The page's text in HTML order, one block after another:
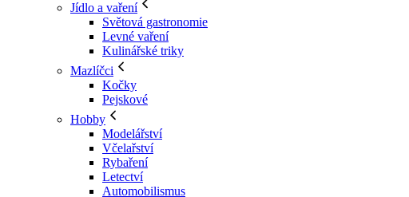
Jídlo a vaření
Světová gastronomie
Levné vaření
Kulinářské triky
Mazlíčci
Kočky
Pejskové
Hobby
Modelářství
Včelařství
Rybaření
Letectví
Automobilismus